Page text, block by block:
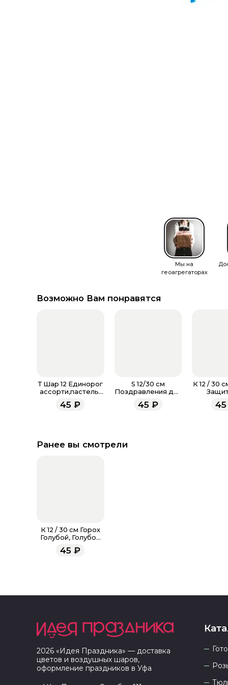
Мы на
геоагрегаторах
Возможно Вам понравятся
Т Шар 12 Единорог
ассорти,пастель-
45 ₽
S 12/30 см
Поздравления для
Пастель
45₽
К 12 / 30
45
Ранее вы смотрели
К 12 / 30 см Горох
Голубой, Голубой
Пастель, 5 ст.
45 ₽
2026 «Идея Праздника» — доставка
цветов и воздушных шаров,
оформление праздников в Уфа